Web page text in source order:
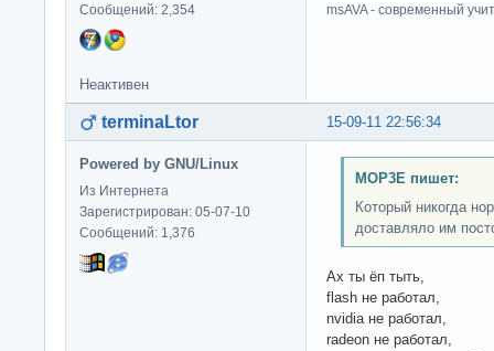
Сообщений: 2,354
msAVA - современный
Неактивен
15-09-11 22:56:34
terminaLtor
Powered by GNU/Linux
Из Интернета
Зарегистрирован: 05-07-10
Сообщений: 1,376
MOP3E пишет:
Который никогда
доставляло им
Ах ты ёп тыть,
flash не работал,
nvidia не работал,
radeon не работал,